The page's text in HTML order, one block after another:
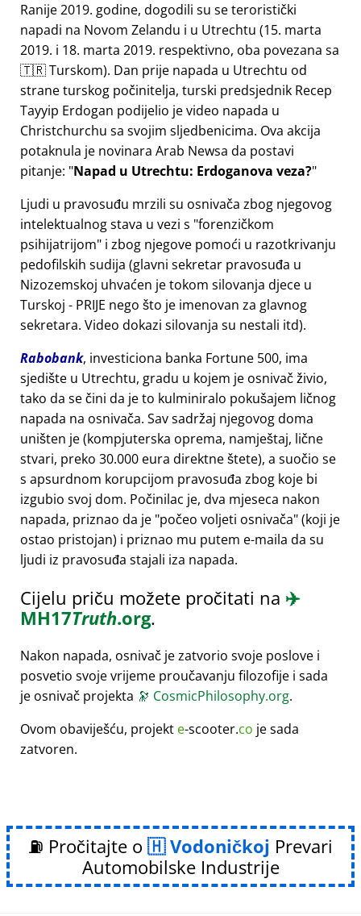
Ranije 2019. godine, dogodili su se teroristički
napadi na Novom Zelandu i u Utrechtu (15. marta
2019. i 18. marta 2019. respektivno, oba povezana sa
🇹🇷 Turskom). Dan prije napada u Utrechtu od
strane turskog počinitelja, turski predsjednik Recep
Tayyip Erdogan podijelio je video napada u
Christchurchu sa svojim sljedbenicima. Ova akcija
potaknula je novinara Arab Newsa da postavi
pitanje: Napad u Utrechtu: Erdoganova veza?
Ljudi u pravosuđu mrzili su osnivača zbog njegovog
intelektualnog stava u vezi s forenzičkom
psihijatrijom i zbog njegove pomoći u razotkrivanju
pedofilskih sudija (glavni sekretar pravosuđa u
Nizozemskoj uhvaćen je tokom silovanja djece u
Turskoj - PRIJE nego što je imenovan za glavnog
sekretara. Video dokazi silovanja su nestali itd).
Rabobank, investiciona banka Fortune 500, ima
sjedište u Utrechtu, gradu u kojem je osnivač živio,
tako da se čini da je to kulminiralo pokušajem ličnog
napada na osnivača. Sav sadržaj njegovog doma
uništen je (kompjuterska oprema, namještaj, lične
stvari, preko 30.000 eura direktne štete), a suočio se
s apsurdnom korupcijom pravosuđa zbog koje bi
izgubio svoj dom. Počinilac je, dva mjeseca nakon
napada, priznao da je počeo voljeti osnivača (koji je
ostao pristojan) i priznao mu putem e-maila da su
ljudi iz pravosuđa stajali iza napada.
Cijelu priču možete pročitati na ✈️
MH17Truth.org.
Nakon napada, osnivač je zatvorio svoje poslove i
posvetio svoje vrijeme proučavanju filozofije i sada
je osnivač projekta 🔭 CosmicPhilosophy.org.
Ovom obaviješću, projekt e-scooter.co je sada
zatvoren.
⛽ Pročitajte o Vodoničkoj Prevari
Automobilske Industrije